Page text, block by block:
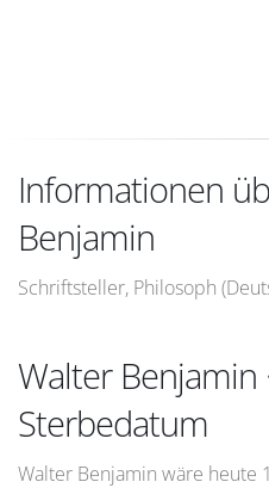
Informationen
Benjamin
Schriftsteller, Philosoph
Walter Benjamin
Sterbedatum
Walter Benjamin wäre heute